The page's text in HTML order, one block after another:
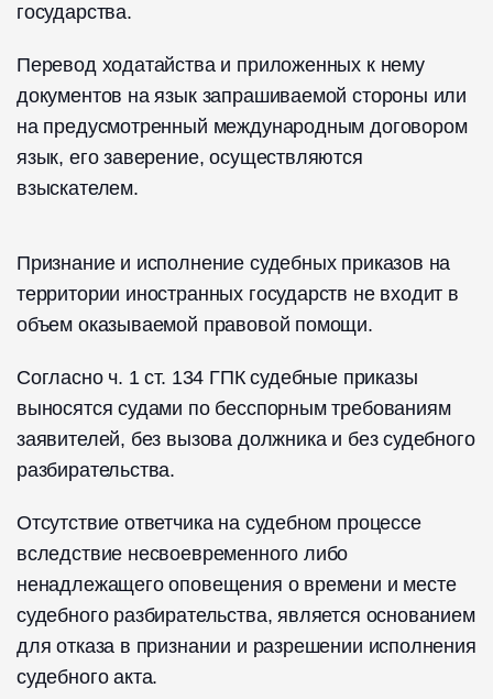
государства.
Перевод ходатайства и приложенных к нему
документов на язык запрашиваемой стороны или
на предусмотренный международным договором
язык, его заверение, осуществляются
взыскателем.
Признание и исполнение судебных приказов на
территории иностранных государств не входит в
объем оказываемой правовой помощи.
Согласно ч. 1 ст. 134 ГПК судебные приказы
выносятся судами по бесспорным требованиям
заявителей, без вызова должника и без судебного
разбирательства.
Отсутствие ответчика на судебном процессе
вследствие несвоевременного либо
ненадлежащего оповещения о времени и месте
судебного разбирательства, является основанием
для отказа в признании и разрешении исполнения
судебного акта.